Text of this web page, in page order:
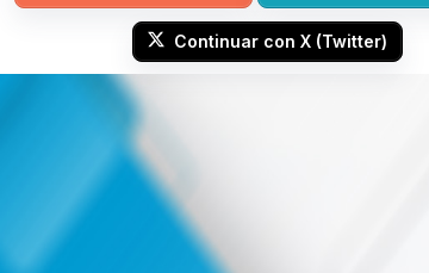
Continuar con X (Twitter)